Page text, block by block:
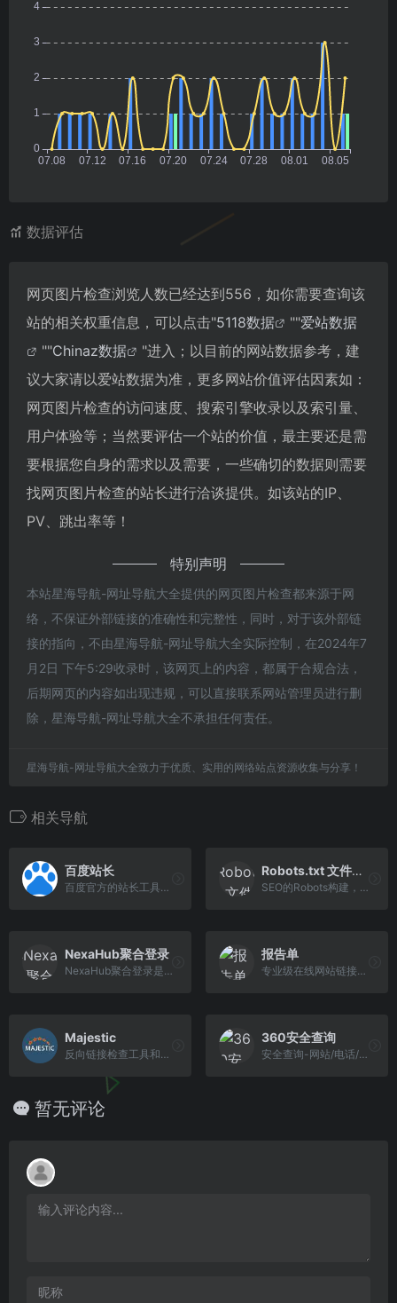
数据评估
网页图片检查浏览人数已经达到556，如你需要查询该
站的相关权重信息，可以点击"5118数据 ""爱站数据
""Chinaz数据
"进入；以目前的网站数据参考，建
议大家请以爱站数据为准，更多网站价值评估因素如：
网页图片检查的访问速度、搜索引擎收录以及索引量、
用户体验等；当然要评估一个站的价值，最主要还是需
要根据您自身的需求以及需要，一些确切的数据则需要
找网页图片检查的站长进行洽谈提供。如该站的IP、
PV、跳出率等！
特别声明
本站星海导航-网址导航大全提供的网页图片检查都来源于网
络，不保证外部链接的准确性和完整性，同时，对于该外部链
接的指向，不由星海导航-网址导航大全实际控制，在2024年7
月2日 下午5:29收录时，该网页上的内容，都属于合规合法，
后期网页的内容如出现违规，可以直接联系网站管理员进行删
除，星海导航-网址导航大全不承担任何责任。
星海导航-网址导航大全致力于优质、实用的网络站点资源收集与分享！
相关导航
百度站长
百度官方的站长工具，可以提交网站让百度搜索引擎抓取链接
Robots.txt 文件生成器
SEO的Robots构建，Robots.txt 文件生成器
NexaHub聚合登录
NexaHub聚合登录是彩虹旗下的社会化账号聚合登录系统，让网站的最终用户可以一站式选择使用包括微信、微博、QQ、百度等多种社会化帐号登录该站点。简化用户注册登
报告单
专业级在线网站链接地址SEO实时测评报告单生成，通过报告单可以诊断网页SEO问题，提供解决办法，助力站长实现搜索引擎SEO优化！
Majestic
反向链接检查工具和链接建立工具箱
360安全查询
安全查询-网站/电话/QQ查询-诈骗查询-360安全服务
暂无评论